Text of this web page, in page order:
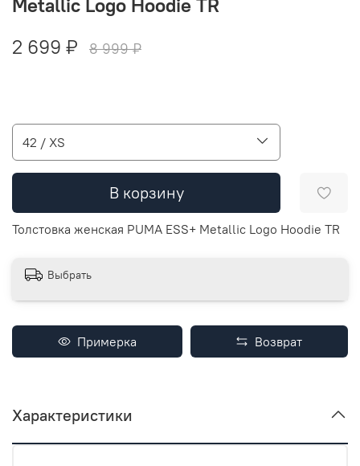
2 699 ₽
8 999 ₽
42 / XS
В корзину
Толстовка женская PUMA ESS+ Metallic Logo Hoodie TR
Выбрать
Примерка Возврат
Характеристики